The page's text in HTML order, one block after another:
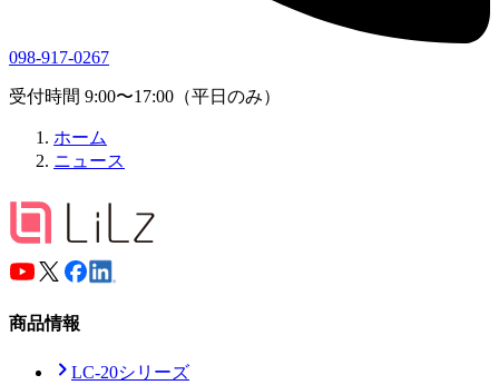
098-917-0267
受付時間 9:00〜17:00（平日のみ）
ホーム
ニュース
商品情報
LC-20シリーズ